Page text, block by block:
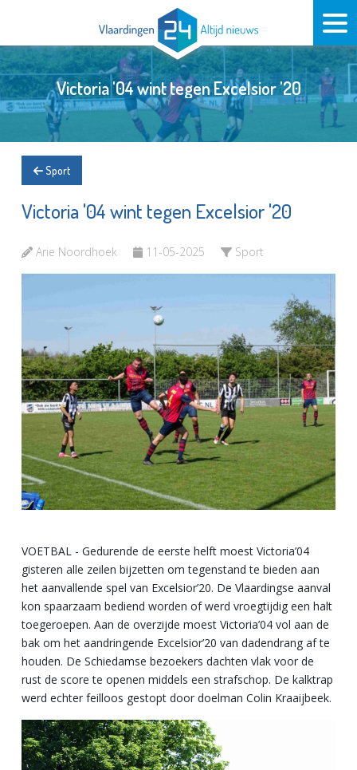
Victoria '04 wint tegen Excelsior '20
Sport
Victoria '04 wint tegen Excelsior '20
Arie Noordhoek 11-05-2025 Sport
VOETBAL - Gedurende de eerste helft moest Victoria’04
gisteren alle zeilen bijzetten om tegenstand te bieden aan
het aanvallende spel van Excelsior’20. De Vlaardingse aanval
kon spaarzaam bediend worden of werd vroegtijdig een halt
toegeroepen. Aan de overzijde moest Victoria’04 vol aan de
bak om het aandringende Excelsior’20 van dadendrang af te
houden. De Schiedamse bezoekers dachten vlak voor de
rust de score te openen middels een strafschop. De kalktrap
werd echter feilloos gestopt door doelman Colin Kraaijbeek.